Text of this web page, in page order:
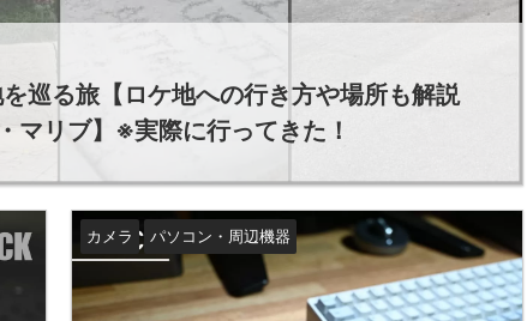
巡る旅【ロケ地への行き方や場所も解説
マリブ】※実際に行ってきた！
カメラ パソコン・周辺機器